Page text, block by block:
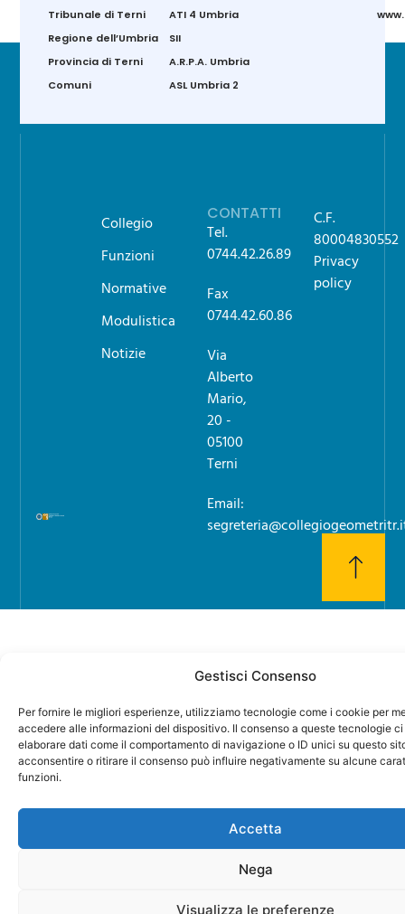
Gestisci Consenso
Per fornire le migliori esperienze, utilizziamo tecnologie come i cookie per
accedere alle informazioni del dispositivo. Il consenso a queste tecnologie
elaborare dati come il comportamento di navigazione o ID unici su questo
acconsentire o ritirare il consenso può influire negativamente su alcune
funzioni.
Accetta
Nega
Visualizza le preferenze
Tribunale di Terni
Regione dell’Umbria
Provincia di Terni
Comuni
ATI 4 Umbria
SII
A.R.P.A. Umbria
ASL Umbria 2
Collegio
Funzioni
Normative
Modulistica
Notizie
CONTATTI
Tel.
0744.42.26.89
Fax
0744.42.60.86
Via
Alberto
Mario,
20 -
05100
Terni
Email:
C.F.
80004830552
Privacy
policy